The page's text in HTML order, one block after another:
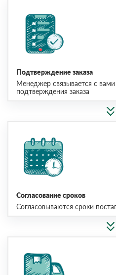
Подтверждение заказа
Менеджер связывается с
подтверждения заказа
Согласование сроков
Согласовываются сроки